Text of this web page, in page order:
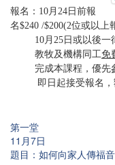
報名：10月24日前報
名$240 /$200(2位或以上
10月25日或以後一
教牧及機構同工免
完成本課程，優先參
即日起接受報名，
第一堂
11月7日
題目：如何向家人傳福